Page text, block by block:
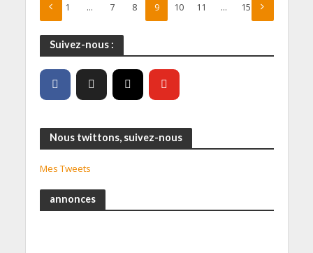
1 … 7 8 9 10 11 … 15
Suivez-nous :
Nous twittons, suivez-nous
Mes Tweets
annonces